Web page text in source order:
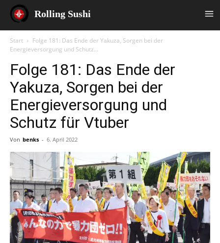
Rolling Sushi
Start
Folge 181: Das Ende der Yakuza, Sorgen bei der
Energieversorgung und Schutz...
Folge 181: Das Ende der
Yakuza, Sorgen bei der
Energieversorgung und
Schutz für Vtuber
Von benks - 6. April 2022